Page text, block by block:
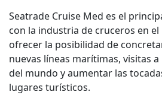
Seatrade Cruise Med es el
con la industria de cruceros en
ofrecer la posibilidad de
nuevas líneas marítimas, visitas
del mundo y aumentar las
lugares turísticos.